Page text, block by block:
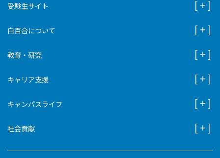
受験生サイト
白百合について
教育・研究
キャリア支援
キャンパスライフ
社会貢献